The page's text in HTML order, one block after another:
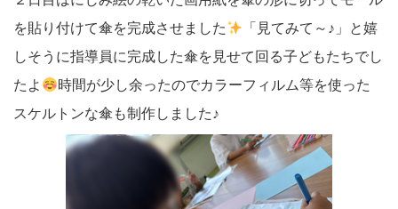
を貼り付けて傘を完成させました
「見てみて～♪」と嬉
しそうに指導員に完成した傘を見せて回る子どもたちでし
たよ
時間が少し余ったのでカラーフィルム等を使った
スケルトンな傘も制作しました♪